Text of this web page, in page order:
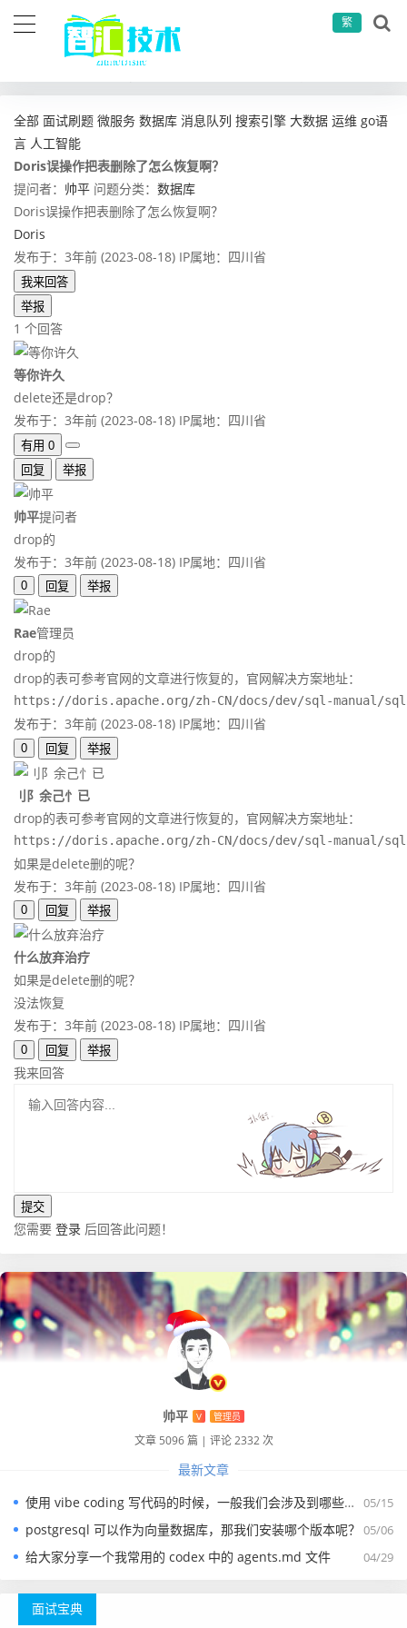
繁
全部 面试刷题 微服务 数据库 消息队列 搜索引擎 大数据 运维 go语
言 人工智能
Doris误操作把表删除了怎么恢复啊？
提问者： 帅平 问题分类： 数据库
Doris误操作把表删除了怎么恢复啊？
Doris
发布于：3年前 (2023-08-18) IP属地：四川省
我来回答
举报
1 个回答
等你许久
delete还是drop？
发布于：3年前 (2023-08-18) IP属地：四川省
有用 0
回复
举报
帅平提问者
drop的
发布于：3年前 (2023-08-18) IP属地：四川省
0 回复 举报
Rae管理员
drop的
drop的表可参考官网的文章进行恢复的，官网解决方案地址：
https://doris.apache.org/zh-CN/docs/dev/sql-manual/
发布于：3年前 (2023-08-18) IP属地：四川省
0 回复 举报
刂阝余己忄已
drop的表可参考官网的文章进行恢复的，官网解决方案地址：
https://doris.apache.org/zh-CN/docs/dev/sql-manual/
如果是delete删的呢？
发布于：3年前 (2023-08-18) IP属地：四川省
0 回复 举报
什么放弃治疗
如果是delete删的呢？
没法恢复
发布于：3年前 (2023-08-18) IP属地：四川省
0 回复 举报
我来回答
您需要 登录 后回答此问题！
帅平 V 管理员
文章 5096 篇 | 评论 2332 次
最新文章
05/15
使用 vibe coding 写代码的时候，一般我们会涉及到哪些提示词？
05/06
postgresql 可以作为向量数据库，那我们安装哪个版本呢？
04/29
给大家分享一个我常用的 codex 中的 agents.md 文件
面试宝典